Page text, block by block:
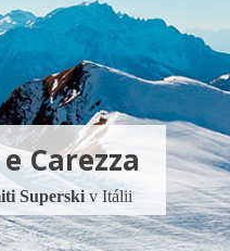
Carezza
Superskiv Itálii